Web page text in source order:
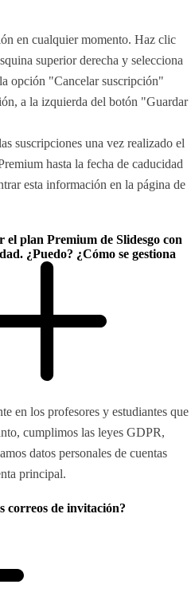
en cualquier momento. Haz clic
superior derecha y selecciona
opción "Cancelar suscripción"
a la izquierda del botón "Guardar
suscripciones una vez realizado el
hasta la fecha de caducidad
esta información en la página de
el plan Premium de Slidesgo con
¿Puedo? ¿Cómo se gestiona
en los profesores y estudiantes que
cumplimos las leyes GDPR,
datos personales de cuentas
principal.
correos de invitación?